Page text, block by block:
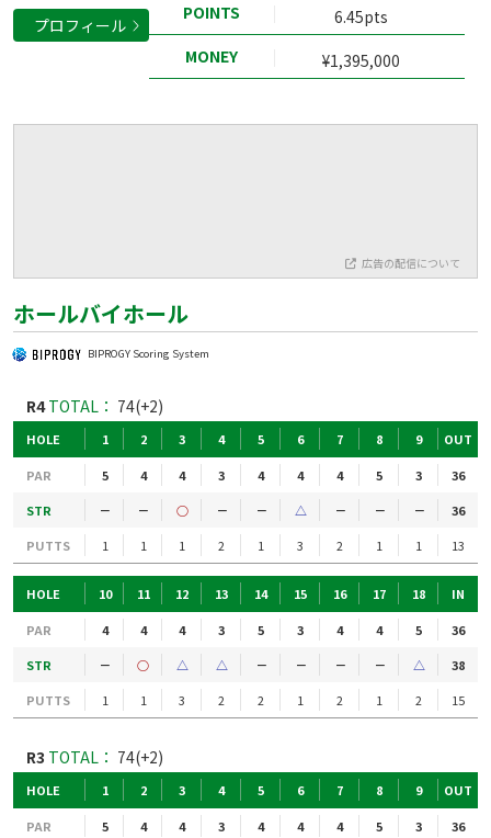
プロフィール
POINTS
6.45pts
MONEY
¥1,395,000
広告の配信について
ホールバイホール
BIPROGY Scoring System
R4TOTAL： 74(+2)
HOLE 1 2 3 4 5 6 7 8 9 OUT
PAR 5 4 4 3 4 4 4 5 3
36
STR
－ － ○ － － △ － － －
36
PUTTS
1 1 1 2 1 3 2 1 1 13
HOLE 10 11 12 13 14 15 16 17 18 IN
PAR 4 4 4 3 5 3 4 4 5
36
STR
－ ○ △ △ － － － － △
38
PUTTS
1 1 3 2 2 1 2 1 2 15
R3 TOTAL： 74(+2)
HOLE 1 2 3 4 5 6 7 8 9 OUT
PAR 5 4 4 3 4 4 4 5 3 36